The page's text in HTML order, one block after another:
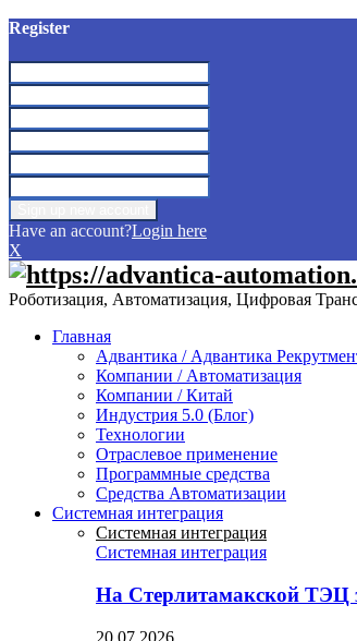
Register
Have an account?Login here
X
Роботизация, Автоматизация, Цифровая
Главная
Адвантика / Адвантика
Компании / Автоматизация
Компании / Китай
Индустрия 5.0 (Блог)
Технологии
Отраслевое применение
Программные средства
Средства Автоматизации
Системная интеграция
Системная интеграция
Системная интеграция
На Стерлитамакской ТЭЦ
20.07.2026